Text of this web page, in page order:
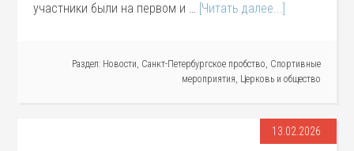
участники были на первом и … [Читать далее...]
Раздел: Новости, Санкт-Петербургское пробство, Спортивные
мероприятия, Церковь и общество
13.02.2026